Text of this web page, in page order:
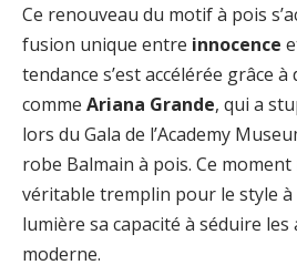
Ce renouveau du motif à pois
fusion unique entre innocence
tendance s’est accélérée grâce
comme Ariana Grande, qui a
lors du Gala de l’Academy
robe Balmain à pois. Ce
véritable tremplin pour le style
lumière sa capacité à séduire
moderne.